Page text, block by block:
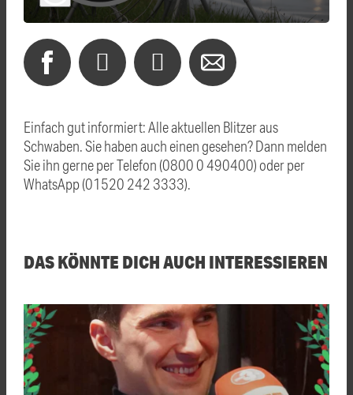
Einfach gut informiert: Alle aktuellen Blitzer aus
Schwaben. Sie haben auch einen gesehen? Dann melden
Sie ihn gerne per Telefon (0800 0 490400) oder per
WhatsApp (01520 242 3333).
DAS KÖNNTE DICH AUCH INTERESSIEREN